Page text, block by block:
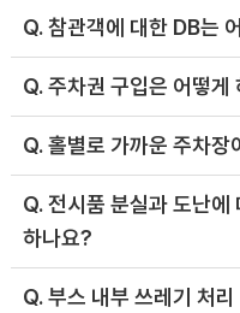
Q. 참관객에 대한 DB는
Q. 주차권 구입은 어떻게
Q. 홀별로 가까운 주차장
Q. 전시품 분실과 도난에
하나요?
Q. 부스 내부 쓰레기 처